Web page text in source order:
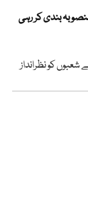
منصوبہ بندی کر رہی
کو نظرانداز